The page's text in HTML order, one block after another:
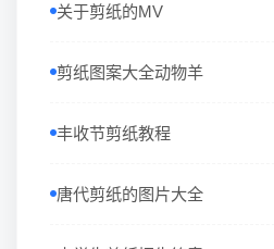
关于剪纸的MV
剪纸图案大全动物羊
丰收节剪纸教程
唐代剪纸的图片大全